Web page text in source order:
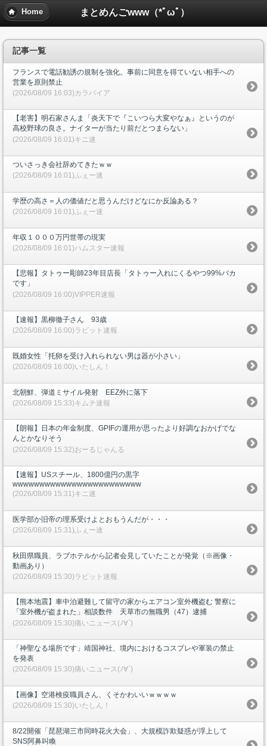
まとめんごwww（*ﾟωﾟ）
Home
記事一覧
フランスで電話勧誘の規制を強化。事前に同意を得ていない相手への
営業を原則禁止
(2026/08/09 16:03)カラパイア
【老害】明石家さんま「炎天下で『こいつら大変やなぁ』というのが
高校野球の良さ。ナイターが当たり前だとつまらない」
(2026/08/09 16:01)キニ速
ついさっき会社辞めてきたｗｗ
(2026/08/09 16:01)ふぇー速
学歴の高さ＝人の価値だと思うんだけどなにか反論ある？
(2026/08/09 16:01)ふぇー速
年収１０００万円世帯の現実
(2026/08/09 16:01)ハムスター速報
【悲報】タトゥー彫師23年目店長「タトゥー入れにくるやつ99%バカ
です」
(2026/08/09 16:00)VIPPER速報
【速報】黒柳徹子さん 93歳
(2026/08/09 16:00)ラビット速報
既婚女性「托卵を受け入れられない男は器が小さい」
(2026/08/09 16:00)いたしん！
北朝鮮、弾道ミサイル発射 EEZ外に落下
(2026/08/09 15:33)キムチ速報
【朗報】日本の年金制度、GPIFの運用が思ったより好調なおかげでな
んとかなりそう
(2026/08/09 15:32)おーるじゃんる
【速報】USスチール、1800億円の黒字
wwwwwwwwwwwwwwwwwwwwwwww
(2026/08/09 15:31)キニ速
医学部か旧帝の理系受けよとおもうんだが・・・
(2026/08/09 15:31)ふぇー速
秋田県職員、ラブホテルから記者会見していたことが発覚（※画像・
動画あり）
(2026/08/09 15:30)ラビット速報
【熊本地震】車中泊避難して留守の家からエアコン室外機盗む 警察に
「室外機が盗まれた」相談数件 天草市の無職男（47）逮捕
(2026/08/09 15:30)痛いニュース(ﾉ∀`)
「神聖なる場所です」靖国神社、境内におけるコスプレや軍装の禁止
を発表
(2026/08/09 15:30)痛いニュース(ﾉ∀`)
【画像】空港検疫職員さん、くそかわいいｗｗｗｗ
(2026/08/09 15:30)いたしん！
8/22開催「琵琶湖三市同時花火大会」、大規模詐欺疑惑が浮上して
SNS阿鼻叫喚